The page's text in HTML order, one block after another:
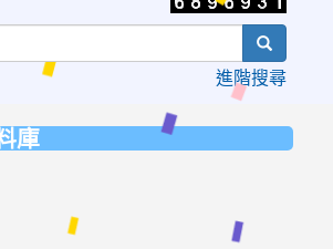
search
進階搜尋
庫